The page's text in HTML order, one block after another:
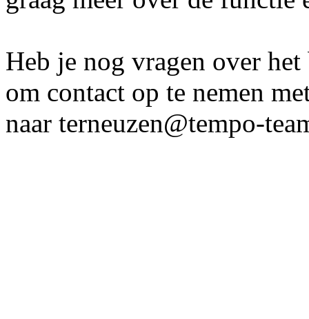
Heb je nog vragen over
om contact op te nemen
naar terneuzen@tempo-